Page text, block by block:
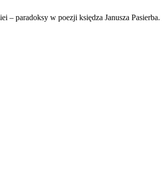
– paradoksy w poezji księdza Janusza Pasierba.